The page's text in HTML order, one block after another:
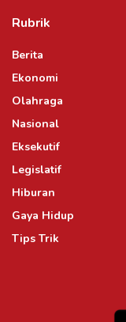
Rubrik
Berita
Ekonomi
Olahraga
Nasional
Eksekutif
Legislatif
Hiburan
Gaya Hidup
Tips Trik